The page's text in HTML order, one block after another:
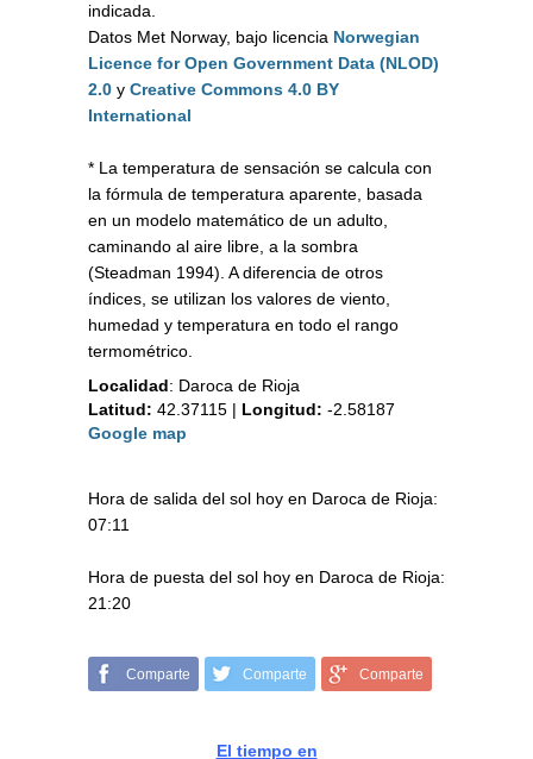
indicada.
Datos Met Norway, bajo licencia Norwegian
Licence for Open Government Data (NLOD)
2.0 y Creative Commons 4.0 BY
International
* La temperatura de sensación se calcula con
la fórmula de temperatura aparente, basada
en un modelo matemático de un adulto,
caminando al aire libre, a la sombra
(Steadman 1994). A diferencia de otros
índices, se utilizan los valores de viento,
humedad y temperatura en todo el rango
termométrico.
Localidad: Daroca de Rioja
Latitud: 42.37115 | Longitud: -2.58187
Google map
Hora de salida del sol hoy en Daroca de Rioja:
07:11
Hora de puesta del sol hoy en Daroca de Rioja:
21:20
Comparte Comparte Comparte
El tiempo en